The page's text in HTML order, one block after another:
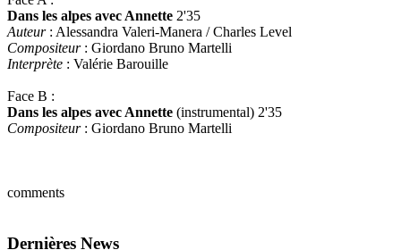
Dans les alpes avec Annette 2'35
Auteur: Alessandra Valeri-Manera / Charles Level
Compositeur: Giordano Bruno Martelli
Interprète : Valérie Barouille
Face B :
Dans les alpes avec Annette (instrumental) 2'35
Compositeur: Giordano Bruno Martelli
comments
Dernières News